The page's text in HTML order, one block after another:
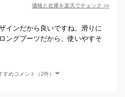
価格と在庫を楽天でチェック >>
インだから良いですね。滑りに
ングブーツだから、使いやすそ
すめコメント（2件）